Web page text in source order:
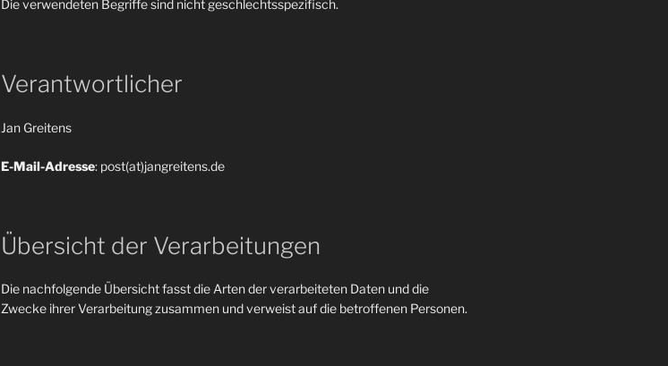
Die verwendeten Begriffe sind nicht geschlechtsspezifisch.
Verantwortlicher
Jan Greitens
E-Mail-Adresse: post(at)jangreitens.de
Übersicht der Verarbeitungen
Die nachfolgende Übersicht fasst die Arten der verarbeiteten Daten und die
Zwecke ihrer Verarbeitung zusammen und verweist auf die betroffenen Personen.